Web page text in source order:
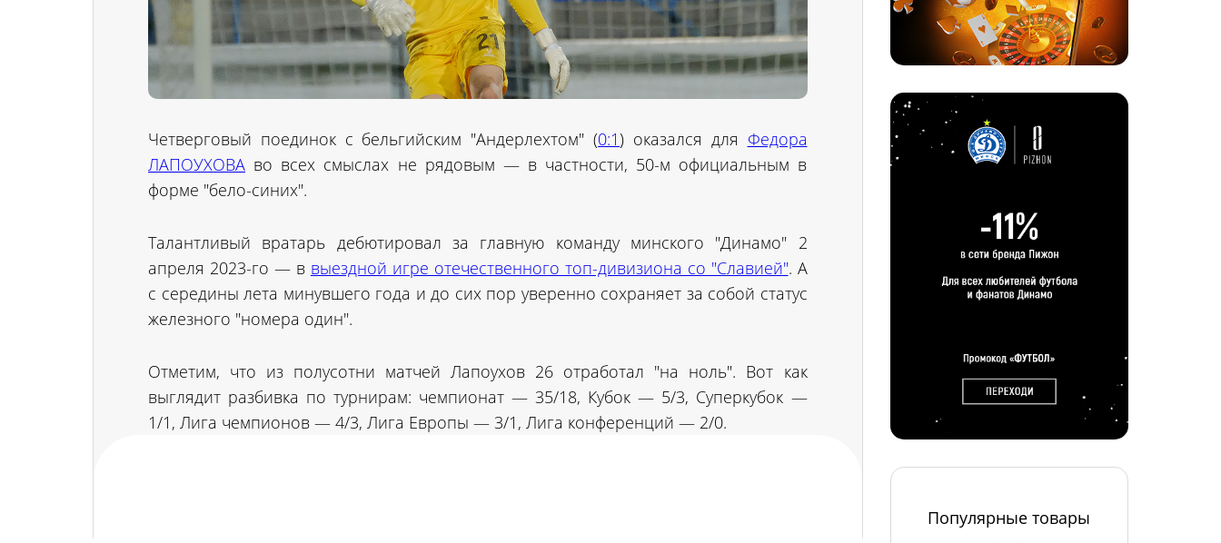
Четверговый поединок с бельгийским "Андерлехтом" (0:1) оказался для Федора
ЛАПОУХОВА во всех смыслах не рядовым — в частности, 50-м официальным в
форме "бело-синих".
Талантливый вратарь дебютировал за главную команду минского "Динамо" 2
апреля 2023-го — в выездной игре отечественного топ-дивизиона со "Славией". А
с середины лета минувшего года и до сих пор уверенно сохраняет за собой статус
железного "номера один".
Отметим, что из полусотни матчей Лапоухов 26 отработал "на ноль". Вот как
выглядит разбивка по турнирам: чемпионат — 35/18, Кубок — 5/3, Суперкубок —
1/1, Лига чемпионов — 4/3, Лига Европы — 3/1, Лига конференций — 2/0.
Популярные товары